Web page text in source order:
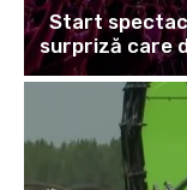
Start
surpriză care